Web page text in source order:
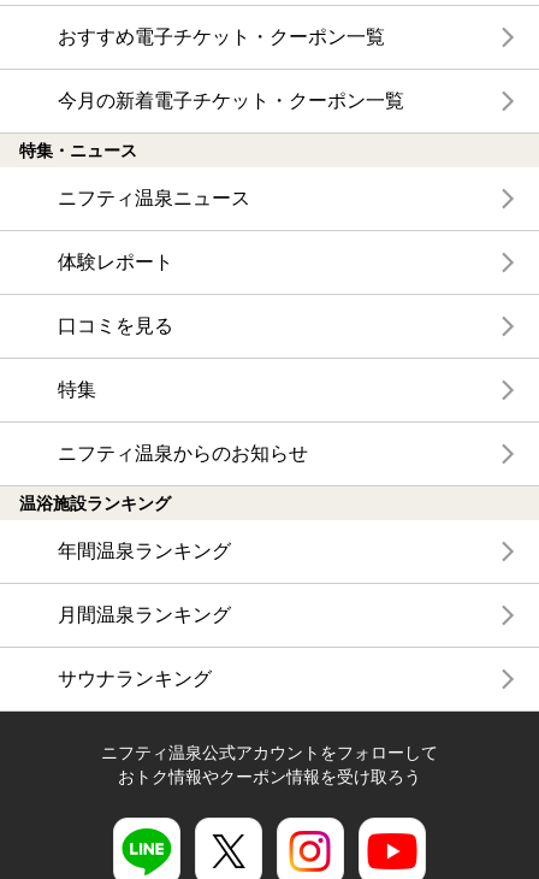
おすすめ電子チケット・クーポン一覧
今月の新着電子チケット・クーポン一覧
特集・ニュース
ニフティ温泉ニュース
体験レポート
口コミを見る
特集
ニフティ温泉からのお知らせ
温浴施設ランキング
年間温泉ランキング
月間温泉ランキング
サウナランキング
ニフティ温泉公式アカウントをフォローして
おトク情報やクーポン情報を受け取ろう